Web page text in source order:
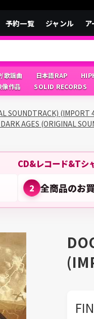
予約一覧 ジャンル
歌謡曲 日本語RAP
作品
SOLID RECORDS
SOUNDTRACK) (IMPORT
AGES (ORIGINAL
CD&レコード&Tシ
2 全商品のお